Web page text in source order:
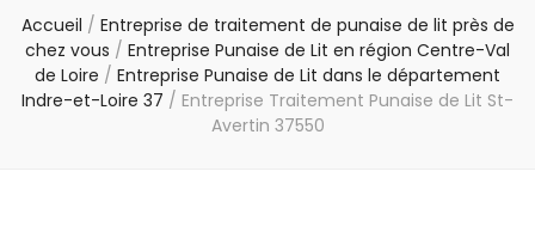
Accueil / Entreprise de traitement de punaise de lit près de
chez vous / Entreprise Punaise de Lit en région Centre-Val
de Loire / Entreprise Punaise de Lit dans le département
Indre-et-Loire 37 / Entreprise Traitement Punaise de Lit St-
Avertin 37550